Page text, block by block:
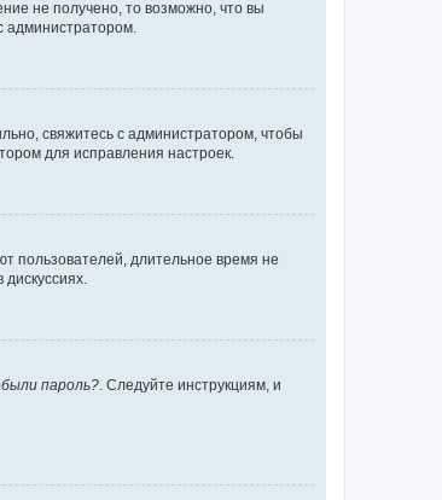
не получено, то возможно, что вы
администратором.
свяжитесь с администратором, чтобы
для исправления настроек.
пользователей, длительное время не
пароль? . Следуйте инструкциям, и